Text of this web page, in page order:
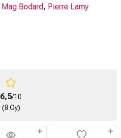
Mag Bodard, Pierre Lamy
6,5/10
(8 Oy)